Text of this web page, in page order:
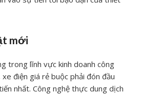
mới
trong lĩnh vực kinh doanh công
điện giá rẻ buộc phải đón đầu
nhất. Công nghệ thực dung dịch